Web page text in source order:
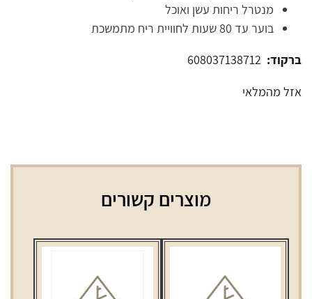
מנטרל ריחות עשן ואוכל
בוער עד 80 שעות לחוויית ריח מתמשכת
ברקוד:
אזל מהמלאי
מוצרים קשורים